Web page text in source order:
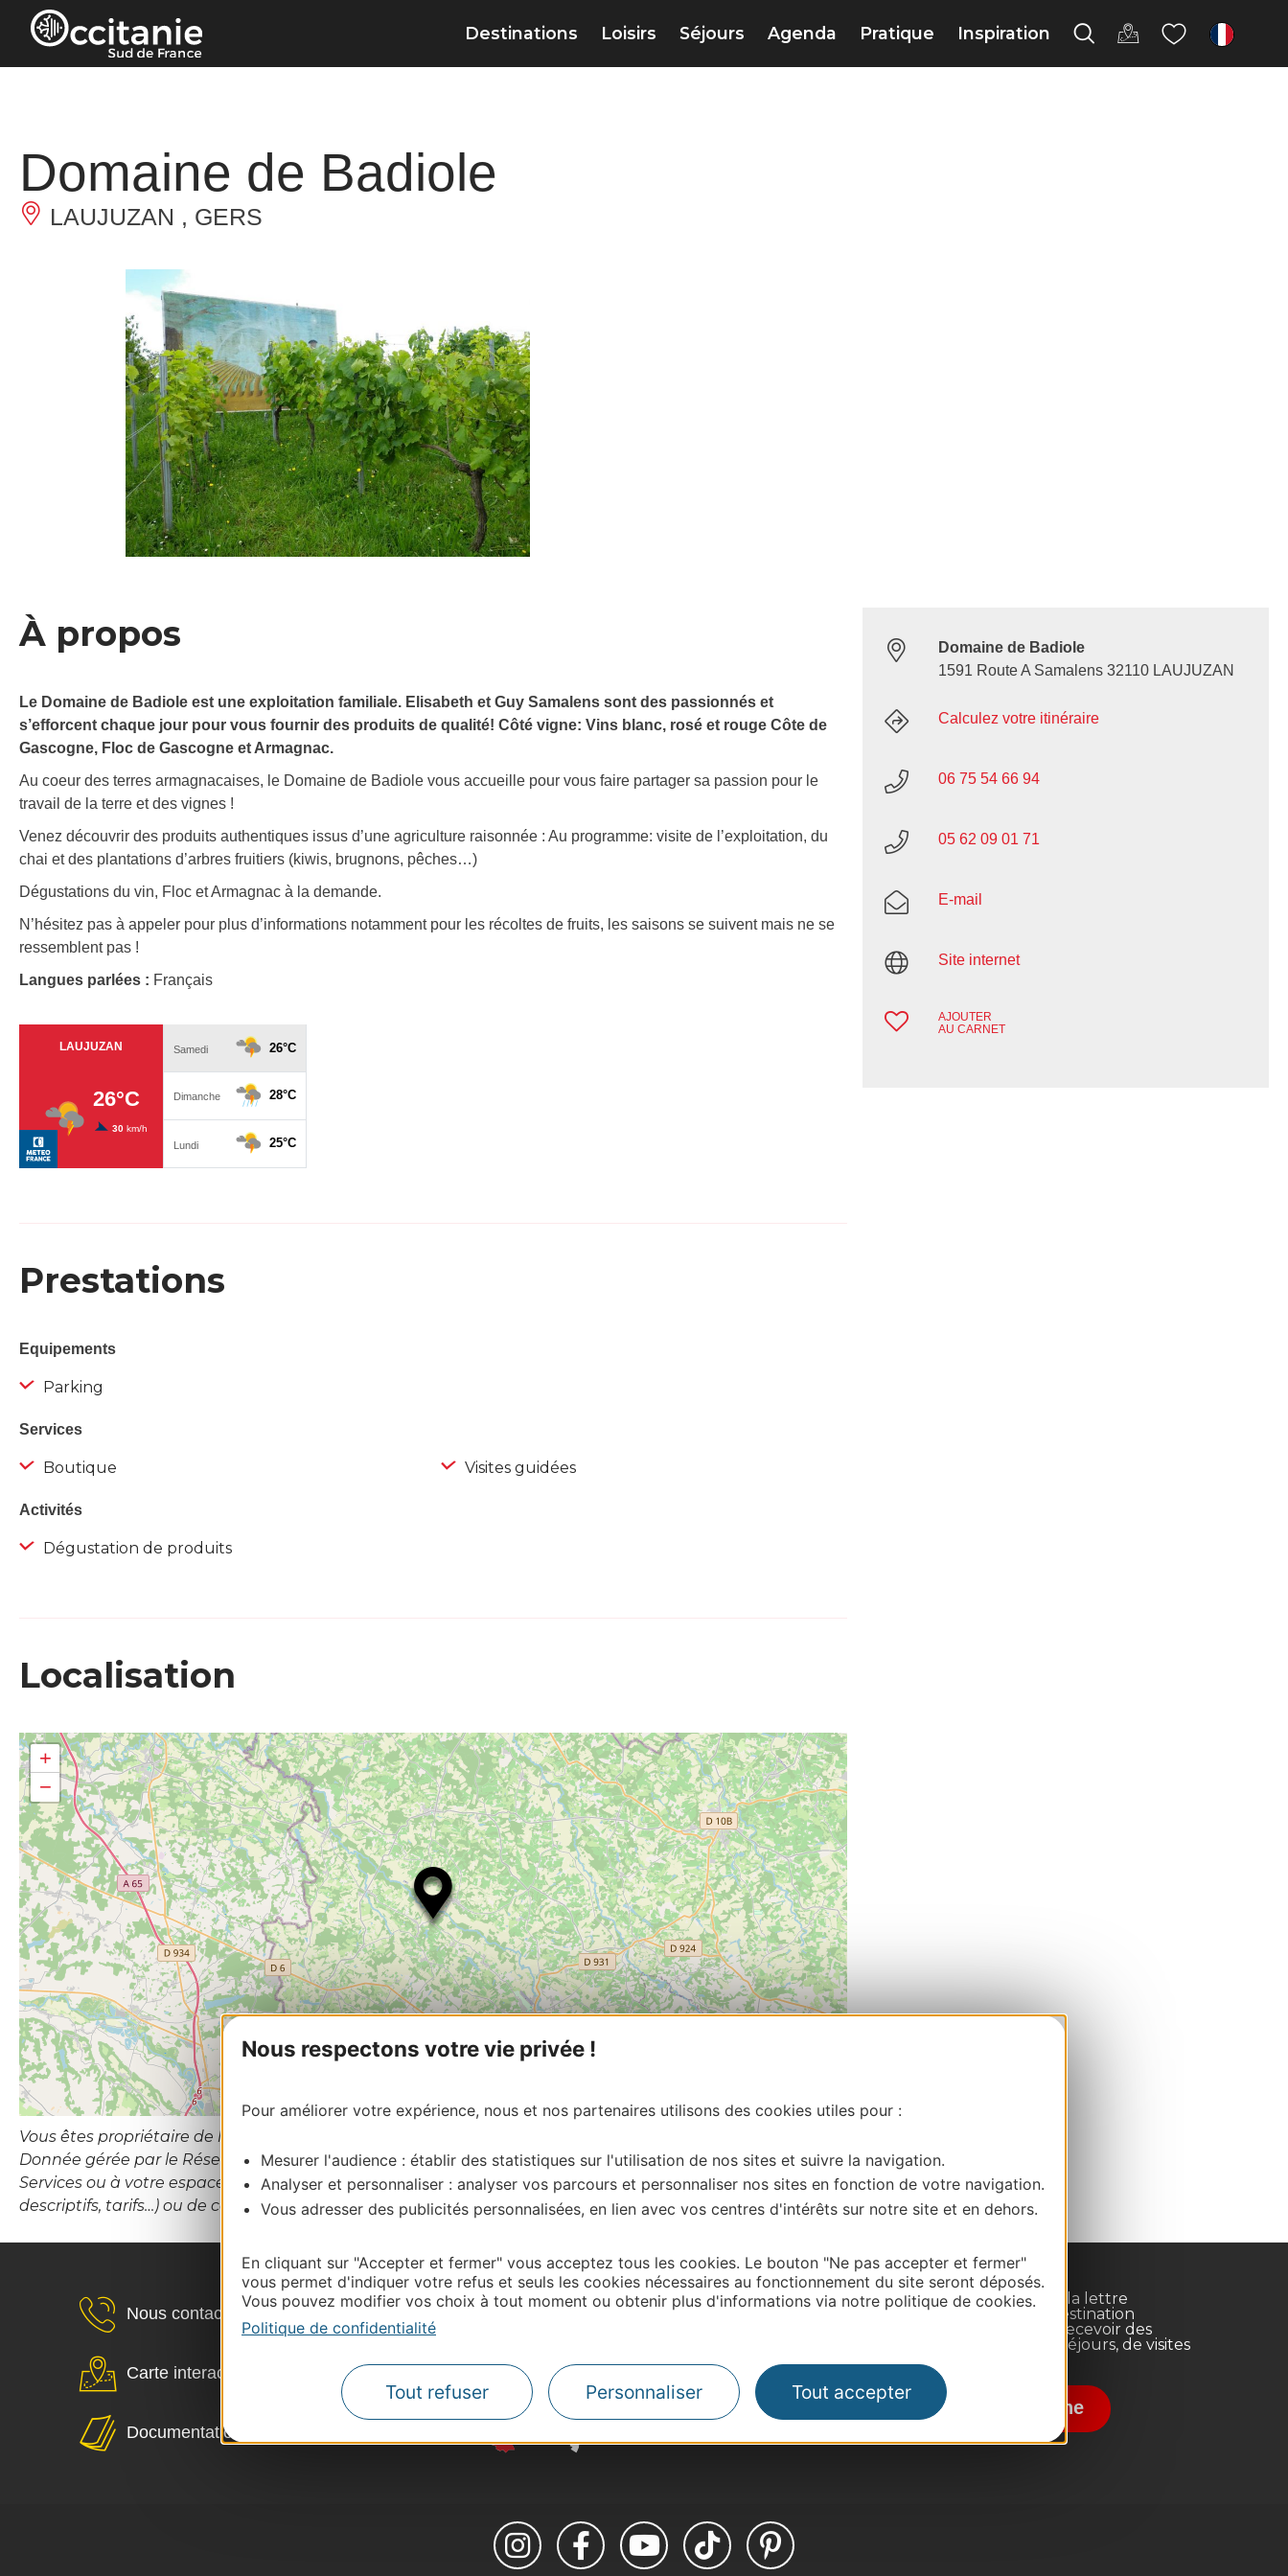
Panneau de gestion des cookies
Nous respectons votre vie privée !
Pour améliorer votre expérience, nous et nos partenaires utilisons des cookies utiles pour :
Mesurer l'audience : établir des statistiques sur l'utilisation de nos sites et suivre la navigation.
Analyser et personnaliser : analyser vos parcours et personnaliser nos sites en fonction de votre navigation.
Vous adresser des publicités personnalisées, en lien avec vos centres d'intérêts sur notre site et en dehors.
En cliquant sur "Accepter et fermer" vous acceptez tous les cookies. Le bouton "Ne pas accepter et fermer"
vous permet d'indiquer votre refus et seuls les cookies nécessaires au fonctionnement du site seront déposés.
Vous pouvez modifier vos choix à tout moment ou obtenir plus d'informations via notre politique de cookies.
Politique de confidentialité
Tout refuser Personnaliser Tout accepter
Destinations Loisirs Séjours Agenda Pratique Inspiration fr
Domaine de Badiole
LAUJUZAN , GERS
À propos
Le Domaine de Badiole est une exploitation familiale. Elisabeth et Guy Samalens sont des passionnés et
s’efforcent chaque jour pour vous fournir des produits de qualité! Côté vigne: Vins blanc, rosé et rouge Côte de
Gascogne, Floc de Gascogne et Armagnac.
Au coeur des terres armagnacaises, le Domaine de Badiole vous accueille pour vous faire partager sa passion pour le
travail de la terre et des vignes !
Venez découvrir des produits authentiques issus d’une agriculture raisonnée : Au programme: visite de l’exploitation, du
chai et des plantations d’arbres fruitiers (kiwis, brugnons, pêches…)
Dégustations du vin, Floc et Armagnac à la demande.
N’hésitez pas à appeler pour plus d’informations notamment pour les récoltes de fruits, les saisons se suivent mais ne se
ressemblent pas !
Langues parlées : Français
Prestations
Equipements
Parking
Services
Boutique Visites guidées
Activités
Dégustation de produits
Localisation
+
−
Leaflet| Map data ©OpenStreetMap contributors
Vous êtes propriétaire de l’établissement ou le gestionnaire de cette activité?
Donnée gérée par le Réseau d’Information Touristique du Gers, merci de vous connecter à votre espace
Services ou à votre espace Propriétaires (hébergement labellisé) pour toute mise à jour en ligne (photos,
descriptifs, tarifs…) ou de contacter le CDT Destination Gers – centredoc@tourisme-gers.com
Domaine de Badiole
1591 Route A Samalens 32110 LAUJUZAN
Calculez votre itinéraire
06 75 54 66 94
05 62 09 01 71
E-mail
Site internet
AJOUTER
AU CARNET
Nous contacter
Carte interactive
Documentation
Thermalisme
Site presse et d'influence
Voyagistes
Inscrivez-vous à la lettre
d'information Destination
Occitanie pour recevoir des
suggestions de séjours, de visites
Je m'abonne